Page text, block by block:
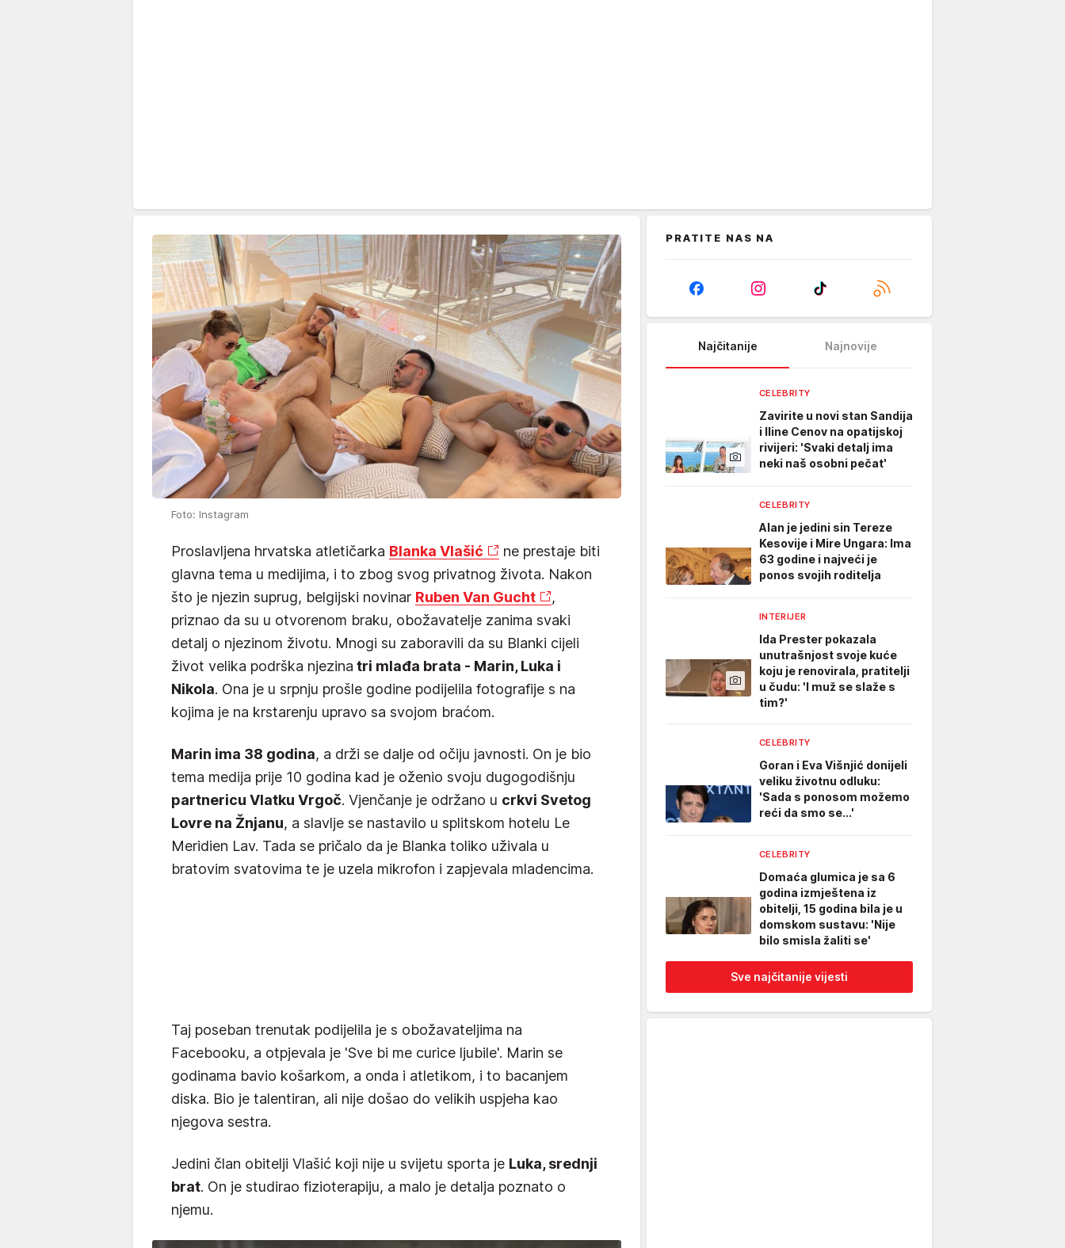
Foto: Instagram
Proslavljena hrvatska atletičarka Blanka Vlašić
ne prestaje biti
glavna tema u medijima, i to zbog svog privatnog života. Nakon
što je njezin suprug, belgijski novinar Ruben Van Gucht
,
priznao da su u otvorenom braku, obožavatelje zanima svaki
detalj o njezinom životu. Mnogi su zaboravili da su Blanki cijeli
život velika podrška njezina tri mlađa brata - Marin, Luka i
Nikola. Ona je u srpnju prošle godine podijelila fotografije s na
kojima je na krstarenju upravo sa svojom braćom.
Marin ima 38 godina, a drži se dalje od očiju javnosti. On je bio
tema medija prije 10 godina kad je oženio svoju dugogodišnju
partnericu Vlatku Vrgoč. Vjenčanje je održano u crkvi Svetog
Lovre na Žnjanu, a slavlje se nastavilo u splitskom hotelu Le
Meridien Lav. Tada se pričalo da je Blanka toliko uživala u
bratovim svatovima te je uzela mikrofon i zapjevala mladencima.
Taj poseban trenutak podijelila je s obožavateljima na
Facebooku, a otpjevala je 'Sve bi me curice ljubile'. Marin se
godinama bavio košarkom, a onda i atletikom, i to bacanjem
diska. Bio je talentiran, ali nije došao do velikih uspjeha kao
njegova sestra.
Jedini član obitelji Vlašić koji nije u svijetu sporta je Luka, srednji
brat. On je studirao fizioterapiju, a malo je detalja poznato o
njemu.
PRATITE NAS NA
Najčitanije Najnovije
CELEBRITY
Zavirite u novi stan Sandija
i Iline Cenov na opatijskoj
rivijeri: 'Svaki detalj ima
neki naš osobni pečat'
CELEBRITY
Alan je jedini sin Tereze
Kesovije i Mire Ungara: Ima
63 godine i najveći je
ponos svojih roditelja
INTERIJER
Ida Prester pokazala
unutrašnjost svoje kuće
koju je renovirala, pratitelji
u čudu: 'I muž se slaže s
tim?'
CELEBRITY
Goran i Eva Višnjić donijeli
veliku životnu odluku:
'Sada s ponosom možemo
reći da smo se...'
CELEBRITY
Domaća glumica je sa 6
godina izmještena iz
obitelji, 15 godina bila je u
domskom sustavu: 'Nije
bilo smisla žaliti se'
Sve najčitanije vijesti